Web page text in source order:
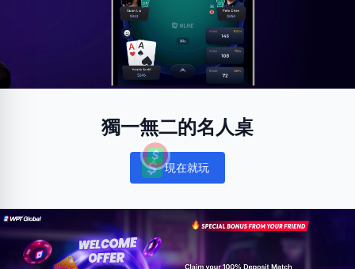
獨一無二的名人桌
Notifications
現在就玩